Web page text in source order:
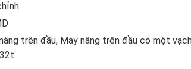
trên đầu, Máy nâng trên đầu có một